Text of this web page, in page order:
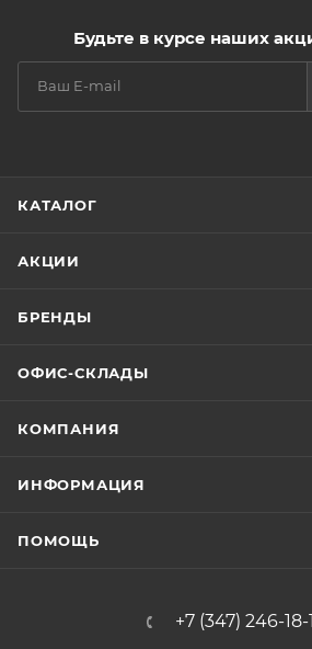
Будьте в курсе наших
КАТАЛОГ
АКЦИИ
БРЕНДЫ
ОФИС-СКЛАДЫ
КОМПАНИЯ
ИНФОРМАЦИЯ
ПОМОЩЬ
+7 (347) 246-18-